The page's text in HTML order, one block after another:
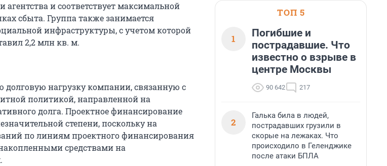
и соответствует максимальной
сбыта. Группа также занимается
инфраструктуры, с учетом которой
2,2 млн кв. м.
долговую нагрузку компании, связанную с
политикой, направленной на
долга. Проектное финансирование
степени, поскольку на
по линиям проектного финансирования
средствами на
ТОП 5
1
Погибшие и
пострадавшие. Что
известно о взрыве в
центре Москвы
90 642 217
2
Галька била в людей,
пострадавших грузили в
скорые на лежаках. Что
происходило в Геленджике
после атаки БПЛА